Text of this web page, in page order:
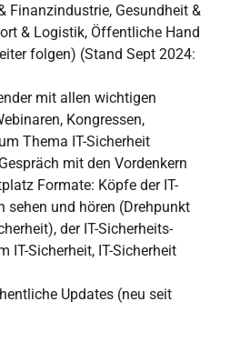
Finanzindustrie, Gesundheit &
& Logistik, Öffentliche Hand
folgen) (Stand Sept 2024:
mit allen wichtigen
Kongressen,
Thema IT-Sicherheit
mit den Vordenkern
Formate: Köpfe der IT-
sehen und hören (Drehpunkt
der IT-Sicherheits-
IT-Sicherheit, IT-Sicherheit
Updates (neu seit